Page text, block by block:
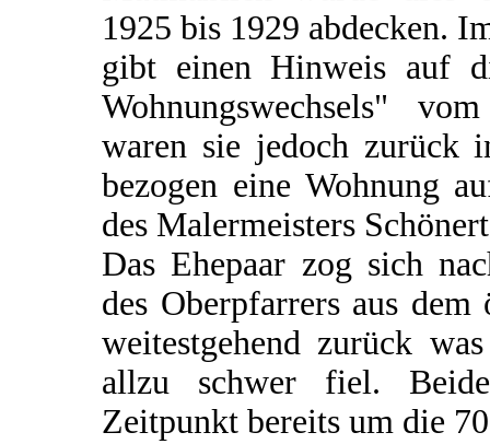
1925 bis 1929 abdecken.
gibt einen Hinweis auf
Wohnungswechsels"
waren sie jedoch zurück
bezogen eine Wohnung
des Malermeisters
Das Ehepaar zog sich
des Oberpfarrers aus
weitestgehend zurück
allzu schwer fiel.
Zeitpunkt bereits um die